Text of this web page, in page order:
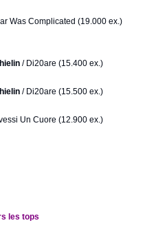
Was Complicated (19.000 ex.)
/ Di20are (15.400 ex.)
/ Di20are (15.500 ex.)
Un Cuore (12.900 ex.)
les tops